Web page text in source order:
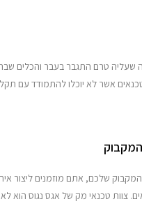
טרם התגבר בעבר והכלים
אשר לא יוכלו להתמודד עם
שלכם, אתם מוזמנים ליצור
צוות טכנאי מק של אגס נגוס הוא